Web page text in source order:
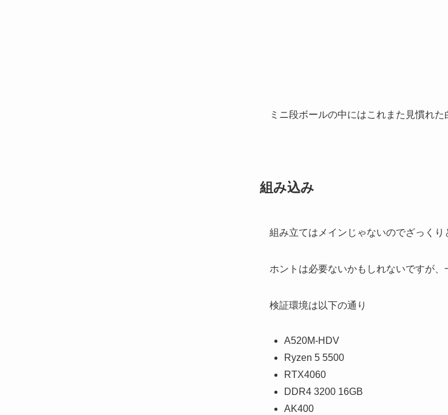
ミニ段ボールの中にはこれまた見慣れ
組み込み
組み立てはメインじゃないのでざっくり
ホントは必要ないかもしれないですが、
検証環境は以下の通り
A520M-HDV
Ryzen 5 5500
RTX4060
DDR4 3200 16GB
AK400